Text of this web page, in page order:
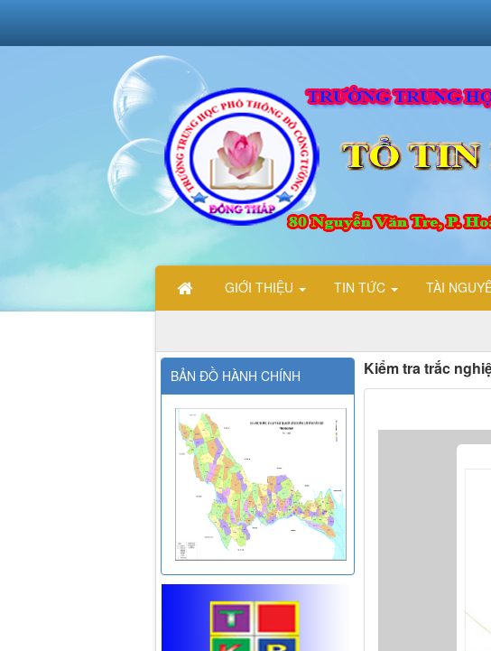
GIỚI THIỆU TIN TỨC TÀI
Kiểm tra trắc
BẢN ĐỒ HÀNH CHÍNH